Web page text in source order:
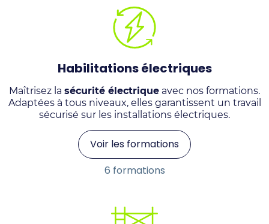
Habilitations électriques
Maîtrisez la sécurité électrique avec nos formations.
Adaptées à tous niveaux, elles garantissent un travail
sécurisé sur les installations électriques.
Voir les formations
6 formations